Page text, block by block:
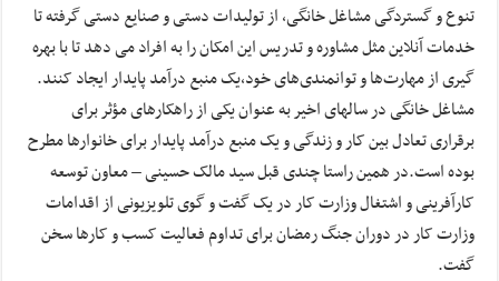
تنوع و گستردگی مشاغل خانگی، از تولیدات دستی و صنایع‌ دستی گرفته تا
خدمات آنلاین مثل مشاوره و تدریس این امکان را به افراد می ‌دهد تا با بهره
‌گیری از مهارت‌ها و توانمندی‌های خود،یک منبع درآمد پایدار ایجاد کنند.
مشاغل خانگی در سالهای اخیر به عنوان یکی از راهکارهای مؤثر برای
برقراری تعادل بین کار و زندگی و یک منبع درآمد پایدار برای خانوارها مطرح
بوده است.در همین راستا چندی قبل سید مالک حسینی – معاون توسعه
کارآفرینی و اشتغال وزارت کار در یک گفت و گوی تلویزیونی از اقدامات
وزارت کار در دوران جنگ رمضان برای تداوم فعالیت کسب و کارها سخن
گفت.